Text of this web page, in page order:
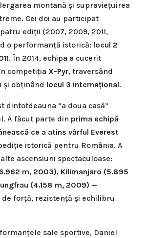
montană și supraviețuirea
Cei doi au participat
ediții (2007, 2009, 2011,
o performanță istorică: locul 2
. În 2014, echipa a cucerit
competiția X-Pyr, traversând
și obținând locul 3 internațional.
dintotdeauna “a doua casă”
A făcut parte din prima echipă
ce a atins vârful Everest
istorică pentru România. A
ascensiuni spectaculoase:
m, 2003), Kilimanjaro (5.895
(4.158 m, 2009) —
forță, rezistență și echilibru
sale sportive, Daniel